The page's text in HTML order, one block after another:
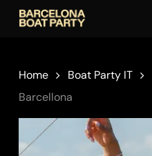
Skip
content
Home Boat Party IT
Barcellona